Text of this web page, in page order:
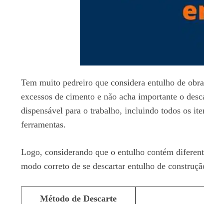
Tem muito pedreiro que considera entulho de
excessos de cimento e não acha importante o
dispensável para o trabalho, incluindo todos os
ferramentas.
Logo, considerando que o entulho contém
modo correto de se descartar entulho de
Método de Descarte